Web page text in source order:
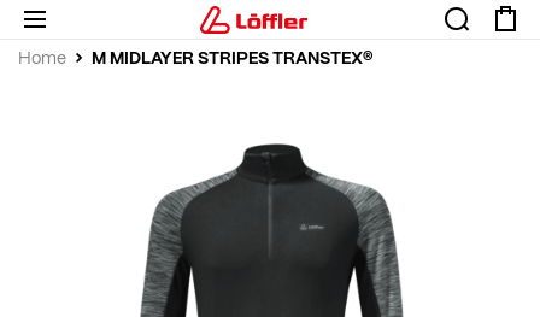
Home M MIDLAYER STRIPES TRANSTEX®